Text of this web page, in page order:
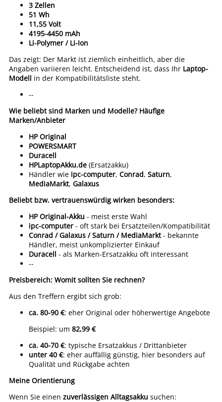
3 Zellen
51 Wh
11,55 Volt
4195-4450 mAh
Li-Polymer / Li-Ion
Das zeigt: Der Markt ist ziemlich einheitlich, aber die
Angaben variieren leicht. Entscheidend ist, dass Ihr Laptop-
Modell in der Kompatibilitätsliste steht.
--
Wie beliebt sind Marken und Modelle? Häufige
Marken/Anbieter
HP Original
POWERSMART
Duracell
HPLaptopAkku.de (Ersatzakku)
Händler wie ipc-computer, Conrad, Saturn,
MediaMarkt, Galaxus
Beliebt bzw. vertrauenswürdig wirken besonders:
HP Original-Akku - meist erste Wahl
ipc-computer - oft stark bei Ersatzteilen/Kompatibilität
Conrad / Galaxus / Saturn / MediaMarkt- bekannte
Händler, meist unkomplizierter Einkauf
Duracell - als Marken-Ersatzakku oft interessant
--
Preisbereich: Womit sollten Sie rechnen?
Aus den Treffern ergibt sich grob:
ca. 80-90 €: eher Original oder höherwertige Angebote
Beispiel: um 82,99 €
ca. 40-70 €: typische Ersatzakkus / Drittanbieter
unter 40 €: eher auffällig günstig, hier besonders auf
Qualität und Rückgabe achten
Meine Orientierung
Wenn Sie einen zuverlässigen Alltagsakku suchen: